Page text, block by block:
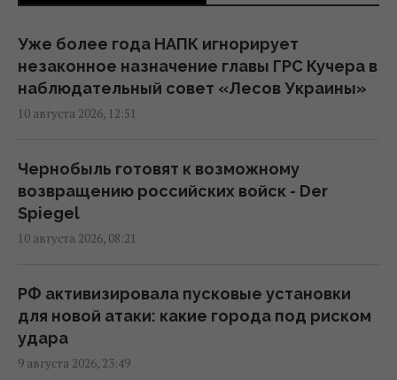
Крыму в 7 раз, но при одном условии
09:47 понедельник, 10 августа 2026
Дроны атаковали крупный НПЗ в
08:35 понедельник, 10 августа 2026
РФ заявила о захвате двух сел в Донецкой
области, бои на передовой
07:10 понедельник, 10 августа 2026
РФ сбросила три авиабомбы на Сумы: в
городе значительные разрушения,
Уже более года НАПК игнорирует
незаконное назначение главы ГРС Кучера в
наблюдательный совет «Лесов Украины»
10 августа 2026, 12:51
Чернобыль готовят к возможному
возвращению российских войск - Der
Spiegel
10 августа 2026, 08:21
РФ активизировала пусковые установки
для новой атаки: какие города под риском
удара
9 августа 2026, 23:49